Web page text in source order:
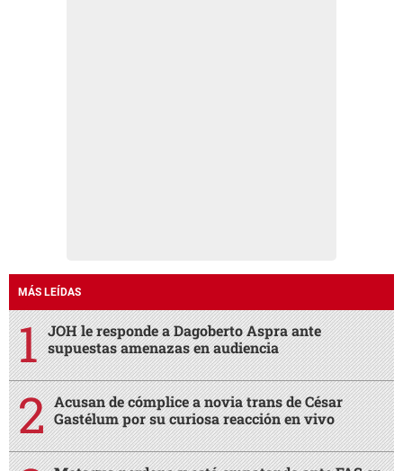
MÁS LEÍDAS
JOH le responde a Dagoberto Aspra ante
supuestas amenazas en audiencia
Acusan de cómplice a novia trans de César
Gastélum por su curiosa reacción en vivo